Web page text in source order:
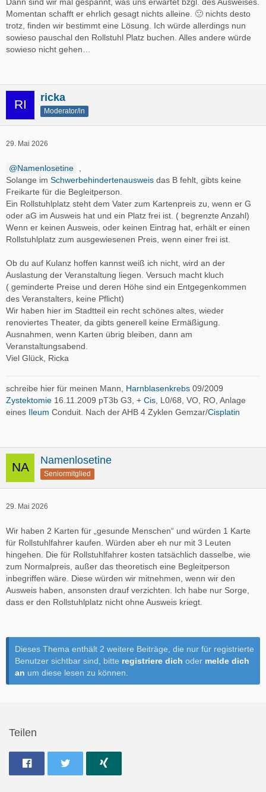
Momentan schafft er ehrlich gesagt nichts alleine. 🙁 nichts desto
trotz, finden wir bestimmt eine Lösung. Ich würde allerdings nun
sowieso pauschal den Rollstuhl Platz buchen. Alles andere würde
sowieso nicht gehen…
ricka
Moderator/in
29. Mai 2026
Namenlosetine
Solange im Schwerbehindertenausweis das B fehlt, gibts keine
Freikarte für die Begleitperson.
Ein Rollstuhlplatz steht dem Vater zum Kartenpreis zu, wenn er G
oder aG im Ausweis hat und ein Platz frei ist. ( begrenzte Anzahl)
Wenn er keinen Ausweis, oder keinen Eintrag hat, erhält er einen
Rollstuhlplatz zum ausgewiesenen Preis, wenn einer frei ist.
Ob du auf Kulanz hoffen kannst weiß ich nicht, wird an der
Auslastung der Veranstaltung liegen. Versuch macht kluch
( geminderte Preise und deren Höhe sind ein Entgegenkommen
des Veranstalters, keine Pflicht)
Wir haben hier im Stadtteil ein recht schönes altes, wieder
renoviertes Theater, da gibts generell keine Ermäßigung.
Ausnahmen, wenn Karten übrig bleiben, dann am
Veranstaltungsabend.
Viel Glück, Ricka
schreibe hier für meinen Mann, Harnblasenkrebs 09/2009
Zystektomie 16.11.2009 pT3b G3, + Cis , L0/68, VO, RO, Anlage
eines Ileum Conduit. Nach der AHB 4 Zyklen Gemzar/Cisplatin
Namenlosetine
Seniormitglied
29. Mai 2026
Wir haben 2 Karten für „gesunde Menschen“ und würden 1 Karte
für Rollstuhlfahrer kaufen. Würden aber eh nur mit 3 Leuten
hingehen. Die für Rollstuhlfahrer kosten tatsächlich dasselbe, wie
zum Normalpreis, außer das theoretisch eine Begleitperson
inbegriffen wäre. Diese würden wir mitnehmen, wenn wir den
Ausweis haben, ansonsten drauf verzichten. Ich habe nur Sorge,
dass er den Rollstuhlplatz nicht ohne Ausweis kriegt.
Dieses Thema enthält 2 weitere Beiträge, die nur für registrierte
Benutzer sichtbar sind, bitte registriere dich oder melde dich
an um diese lesen zu können.
Teilen